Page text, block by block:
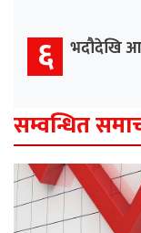
६ भदौदेखि
सम्वन्धित